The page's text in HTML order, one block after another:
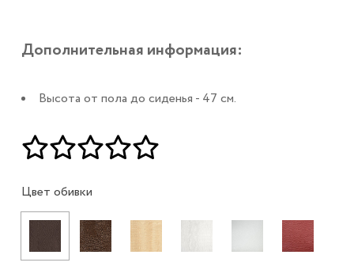
Дополнительная информация:
Высота от пола до сиденья - 47 см.
Цвет обивки